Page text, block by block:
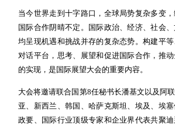
当今世界走到十字路口，全球局势复杂多变
国际合作阴晴不定。国际政治、经济、社会
均呈现机遇和挑战并存的复杂态势。构建平
对话平台，思考、展望和促进国际合作，推
的实现，是国际展望大会的重要内容。
大会将邀请联合国第8任秘书长潘基文以及阿
亚、新西兰、韩国、哈萨克斯坦、埃及、埃
政要、国际行业顶级专家和企业界代表共聚